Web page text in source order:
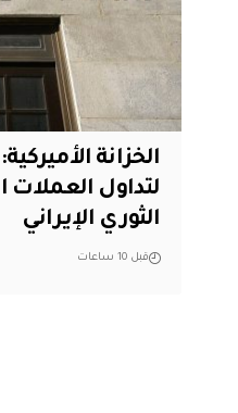
الخزانة
لتداول
الثوري الإيراني
قبل 10 ساعات